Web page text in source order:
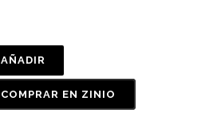
AÑADIR
COMPRAR EN ZINIO